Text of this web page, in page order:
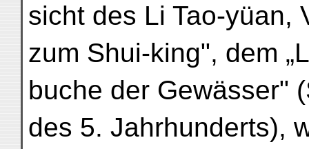
sicht des Li Tao-yüan,
zum Shui-king", dem
buche der Gewässer"
des 5. Jahrhunderts),